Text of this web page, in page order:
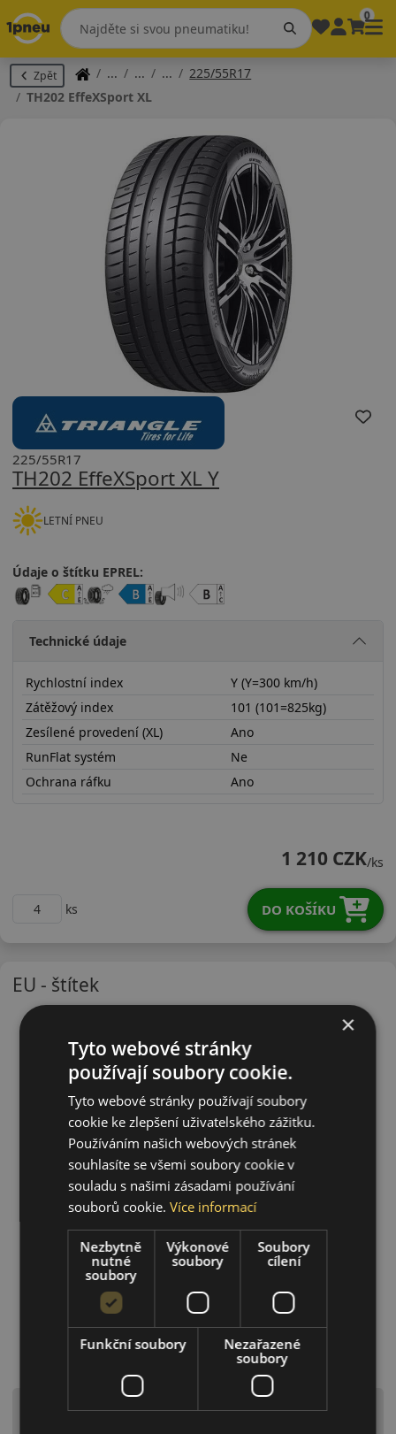
0
Zpět
225/55R17
TH202 EffeXSport XL
TH202 EffeXSport XL Y
225/55R17
LETNÍ PNEU
Údaje o štítku EPREL:
Technické údaje
Rychlostní index
Y (Y=300 km/h)
Zátěžový index
101 (101=825kg)
Zesílené provedení (XL)
Ano
RunFlat systém
Ne
Ochrana ráfku
Ano
1 210 CZK/ks
ks DO KOŠÍKU
EU - štítek
Upozornění! Hodnoty na štítku jsou pouze
×
Tyto webové stránky
používají soubory cookie.
Tyto webové stránky používají soubory
cookie ke zlepšení uživatelského zážitku.
Používáním našich webových stránek
souhlasíte se všemi soubory cookie v
souladu s našimi zásadami používání
souborů cookie.Více informací
Nezbytně
nutné
soubory
Výkonové
soubory
Soubory
cílení
Funkční soubory
Nezařazené
soubory